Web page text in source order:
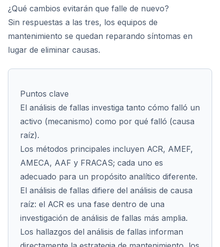
¿Qué cambios evitarán que falle de nuevo?
Sin respuestas a las tres, los equipos de
mantenimiento se quedan reparando síntomas en
lugar de eliminar causas.
Puntos clave
El análisis de fallas investiga tanto cómo falló un
activo (mecanismo) como por qué falló (causa
raíz).
Los métodos principales incluyen ACR, AMEF,
AMECA, AAF y FRACAS; cada uno es
adecuado para un propósito analítico diferente.
El análisis de fallas difiere del análisis de causa
raíz: el ACR es una fase dentro de una
investigación de análisis de fallas más amplia.
Los hallazgos del análisis de fallas informan